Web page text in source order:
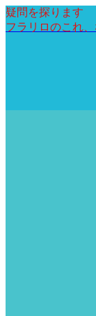
疑問を探ります
フラリロのこれ